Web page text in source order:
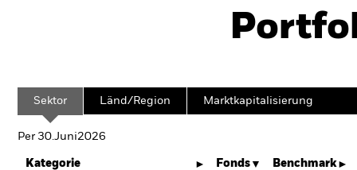
Sektor Länd/Region Marktkapitalisierung
Per 30.Juni2026
Kategorie Fonds Benchmark